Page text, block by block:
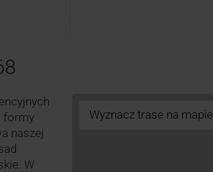
formy
naszej
W
Wyznacz trase na mapie